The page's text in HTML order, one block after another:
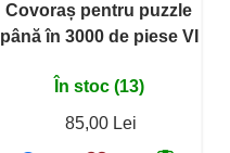
Covoraș pentru puzzle
până în 3000 de piese VI
În stoc (13)
85,00 Lei